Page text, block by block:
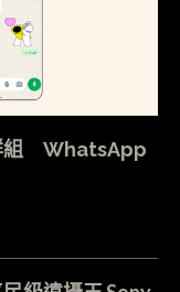
組 WhatsApp